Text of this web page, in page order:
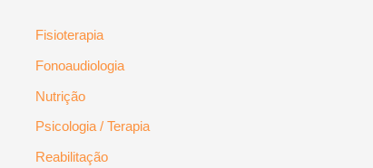
Fisioterapia
Fonoaudiologia
Nutrição
Psicologia / Terapia
Reabilitação